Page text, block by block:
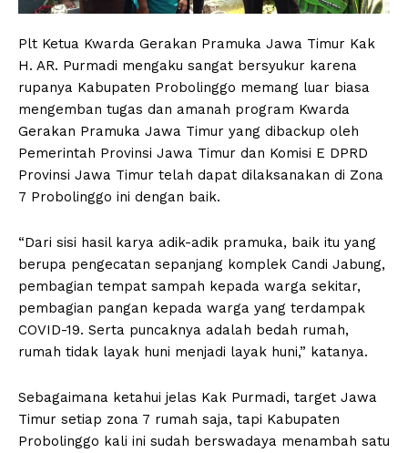
Plt Ketua Kwarda Gerakan Pramuka Jawa Timur Kak
H. AR. Purmadi mengaku sangat bersyukur karena
rupanya Kabupaten Probolinggo memang luar biasa
mengemban tugas dan amanah program Kwarda
Gerakan Pramuka Jawa Timur yang dibackup oleh
Pemerintah Provinsi Jawa Timur dan Komisi E DPRD
Provinsi Jawa Timur telah dapat dilaksanakan di Zona
7 Probolinggo ini dengan baik.
“Dari sisi hasil karya adik-adik pramuka, baik itu yang
berupa pengecatan sepanjang komplek Candi Jabung,
pembagian tempat sampah kepada warga sekitar,
pembagian pangan kepada warga yang terdampak
COVID-19. Serta puncaknya adalah bedah rumah,
rumah tidak layak huni menjadi layak huni,” katanya.
Sebagaimana ketahui jelas Kak Purmadi, target Jawa
Timur setiap zona 7 rumah saja, tapi Kabupaten
Probolinggo kali ini sudah berswadaya menambah satu